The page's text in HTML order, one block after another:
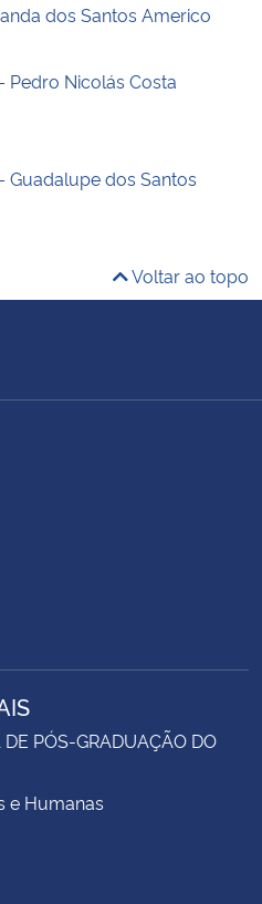
dos Santos Americo
Pedro Nicolás Costa
Guadalupe dos Santos
Voltar ao topo
PÓS-GRADUAÇÃO DO
e Humanas